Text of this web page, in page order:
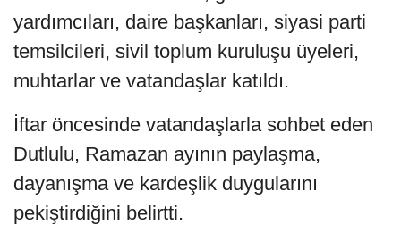
yardımcıları, daire başkanları, siyasi parti
temsilcileri, sivil toplum kuruluşu üyeleri,
muhtarlar ve vatandaşlar katıldı.
İftar öncesinde vatandaşlarla sohbet eden
Dutlulu, Ramazan ayının paylaşma,
dayanışma ve kardeşlik duygularını
pekiştirdiğini belirtti.